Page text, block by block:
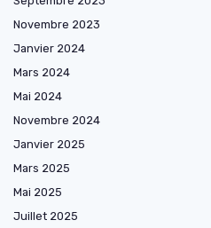
Novembre 2023
Janvier 2024
Mars 2024
Mai 2024
Novembre 2024
Janvier 2025
Mars 2025
Mai 2025
Juillet 2025